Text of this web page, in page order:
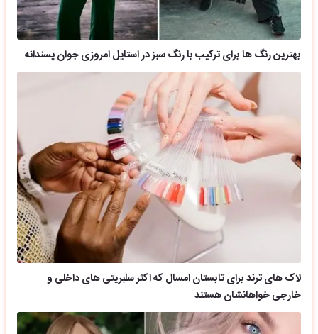
بهترین رنگ ها برای ترکیب با رنگ سبز در استایل امروزی جوان پسندانه
لاک های ترند برای تابستان امسال که اکثر سلبریتی های داخلی و
خارجی خواهانشان هستند